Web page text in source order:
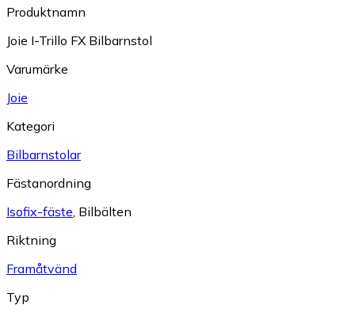
Produktnamn
Joie I-Trillo FX Bilbarnstol
Varumärke
Joie
Kategori
Bilbarnstolar
Fästanordning
Isofix-fäste Bilbälten
Riktning
Framåtvänd
Typ